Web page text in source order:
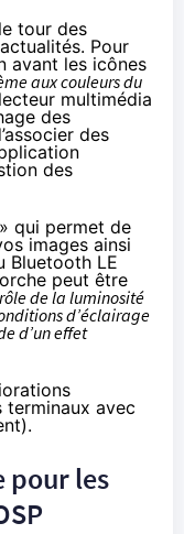
tour des
Pour
avant les icônes
aux couleurs du
multimédia
des
des
des
qui permet de
images ainsi
Bluetooth LE
peut être
de la luminosité
d’éclairage
d’un effet
terminaux avec
pour les